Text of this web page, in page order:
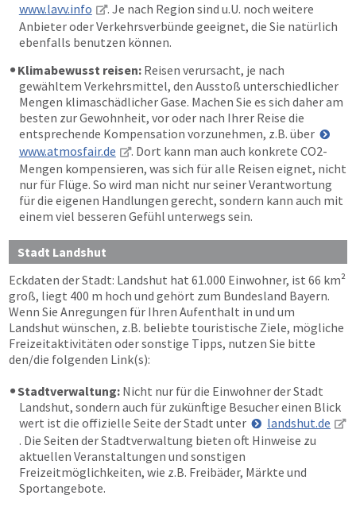
www.lavv.info
. Je nach Region sind u.U. noch weitere
Anbieter oder Verkehrsverbünde geeignet, die Sie natürlich
ebenfalls benutzen können.
Klimabewusst reisen: Reisen verursacht, je nach
gewähltem Verkehrsmittel, den Ausstoß unterschiedlicher
Mengen klimaschädlicher Gase. Machen Sie es sich daher am
besten zur Gewohnheit, vor oder nach Ihrer Reise die
entsprechende Kompensation vorzunehmen, z.B. über
www.atmosfair.de
. Dort kann man auch konkrete CO2-
Mengen kompensieren, was sich für alle Reisen eignet, nicht
nur für Flüge. So wird man nicht nur seiner Verantwortung
für die eigenen Handlungen gerecht, sondern kann auch mit
einem viel besseren Gefühl unterwegs sein.
Stadt Landshut
Eckdaten der Stadt: Landshut hat 61.000 Einwohner, ist 66 km²
groß, liegt 400 m hoch und gehört zum Bundesland Bayern.
Wenn Sie Anregungen für Ihren Aufenthalt in und um
Landshut wünschen, z.B. beliebte touristische Ziele, mögliche
Freizeitaktivitäten oder sonstige Tipps, nutzen Sie bitte
den/die folgenden Link(s):
Stadtverwaltung: Nicht nur für die Einwohner der Stadt
Landshut, sondern auch für zukünftige Besucher einen Blick
wert ist die offizielle Seite der Stadt unter
landshut.de
. Die Seiten der Stadtverwaltung bieten oft Hinweise zu
aktuellen Veranstaltungen und sonstigen
Freizeitmöglichkeiten, wie z.B. Freibäder, Märkte und
Sportangebote.